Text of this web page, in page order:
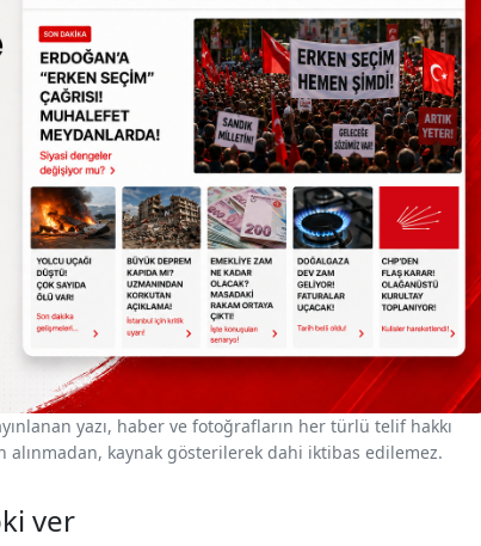
yazı, haber ve fotoğrafların her türlü telif hakkı
alınmadan, kaynak gösterilerek dahi iktibas edilemez.
ver